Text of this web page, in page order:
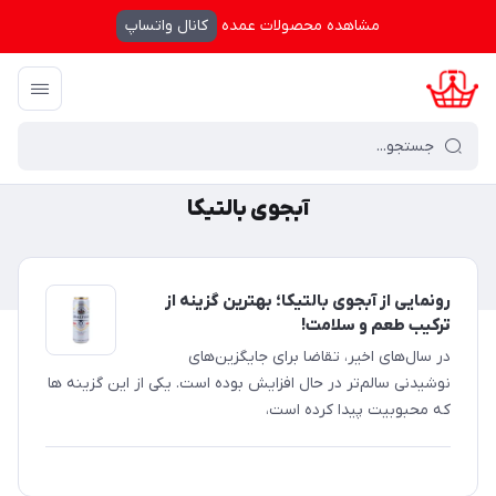
مشاهده محصولات عمده کانال واتساپ
کرال شاپینگ / آبجوی بالتیکا
آبجوی بالتیکا
رونمایی از آبجوی بالتیکا؛ بهترین گزینه از
ترکیب طعم و سلامت!
در سال‌های اخیر، تقاضا برای جایگزین‌های
نوشیدنی سالم‌تر در حال افزایش بوده است. یکی از این گزینه ها
که محبوبیت پیدا کرده است،